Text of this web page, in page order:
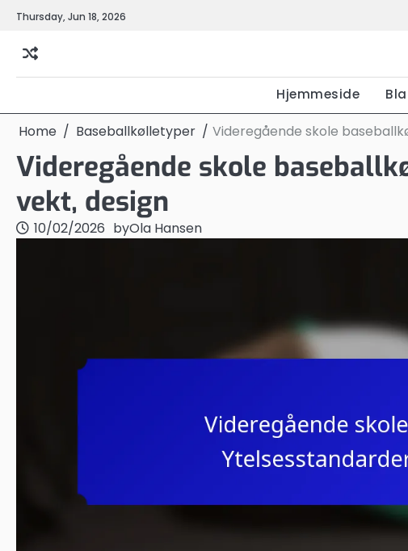
Skip
content
Thursday, Jun 18, 2026
Hjemmeside
Home Baseballkølletyper Videregående skole
Videregående skole
vekt, design
10/02/2026 byOla Hansen